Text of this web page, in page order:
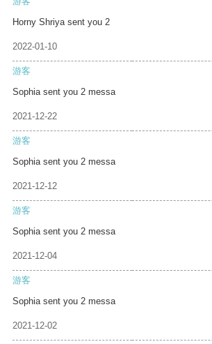
Horny Shriya sent you 2
2022-01-10
游客
Sophia sent you 2 messa
2021-12-22
游客
Sophia sent you 2 messa
2021-12-12
游客
Sophia sent you 2 messa
2021-12-04
游客
Sophia sent you 2 messa
2021-12-02